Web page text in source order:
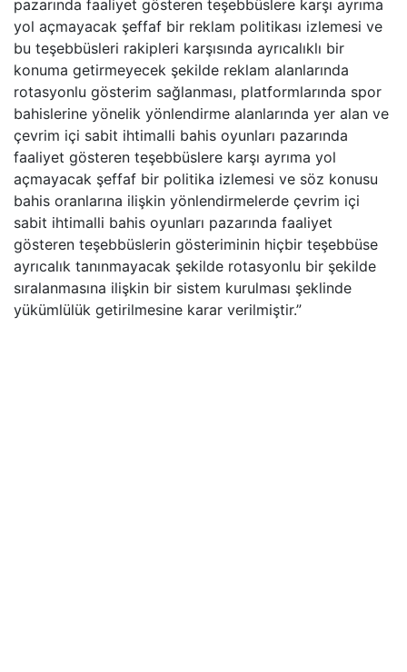
pazarında faaliyet gösteren teşebbüslere karşı ayrıma
yol açmayacak şeffaf bir reklam politikası izlemesi ve
bu teşebbüsleri rakipleri karşısında ayrıcalıklı bir
konuma getirmeyecek şekilde reklam alanlarında
rotasyonlu gösterim sağlanması, platformlarında spor
bahislerine yönelik yönlendirme alanlarında yer alan ve
çevrim içi sabit ihtimalli bahis oyunları pazarında
faaliyet gösteren teşebbüslere karşı ayrıma yol
açmayacak şeffaf bir politika izlemesi ve söz konusu
bahis oranlarına ilişkin yönlendirmelerde çevrim içi
sabit ihtimalli bahis oyunları pazarında faaliyet
gösteren teşebbüslerin gösteriminin hiçbir teşebbüse
ayrıcalık tanınmayacak şekilde rotasyonlu bir şekilde
sıralanmasına ilişkin bir sistem kurulması şeklinde
yükümlülük getirilmesine karar verilmiştir.”